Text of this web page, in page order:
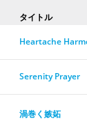
タイトル
Heartache
Serenity Prayer
渦巻く嫉妬